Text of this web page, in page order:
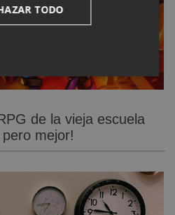
de la vieja escuela
mejor!
TODO